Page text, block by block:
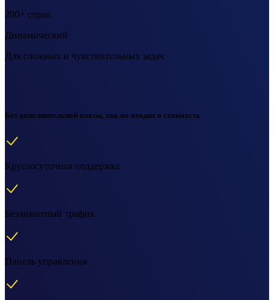
200+ стран
Динамический
Для сложных и чувствительных задач
Без дополнительной платы, так же входит в стоимость
Круглосуточная поддержка
Безлимитный трафик
Панель управления